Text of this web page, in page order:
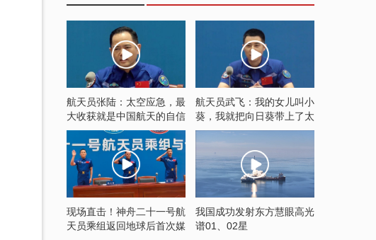
航天员张陆：太空应急，最
大收获就是中国航天的自信
航天员武飞：我的女儿叫小
葵，我就把向日葵带上了太
空
现场直击！神舟二十一号航
天员乘组返回地球后首次媒
我国成功发射东方慧眼高光
谱01、02星